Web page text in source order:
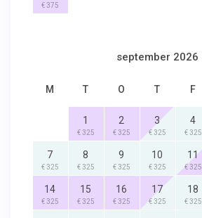
€ 375
september 2026
M T O T F
1
€ 325
2
€ 325
3
€ 325
4
€ 325
7
€ 325
8
€ 325
9
€ 325
10
€ 325
11
€ 325
14
€ 325
15
€ 325
16
€ 325
17
€ 325
18
€ 325